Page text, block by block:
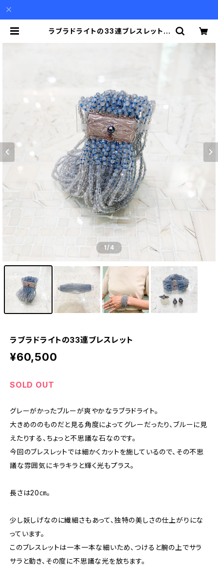
ラブラドライトの33連ブレスレット |
1/4
ラブラドライトの33連ブレスレット
¥60,500
SOLD OUT
グレーがかったブルーが爽やかなラブラドライト。
大きめののものだと見る角度によってグレーだったり、ブルーに見
えたりする、ちょっと不思議な石なのです。
今回のブレスレットでは細かくカットを施しているので、その不思
議な雰囲気にキラキラと輝く光もプラス。
長さは20㎝。
少し妖しげなのに繊細さもあって、独特の美しさの仕上がりにな
っています。
このブレスレットは一本一本な細いため、つけると腕の上でサラ
サラと動き、その度に不思議な光を放ちます。